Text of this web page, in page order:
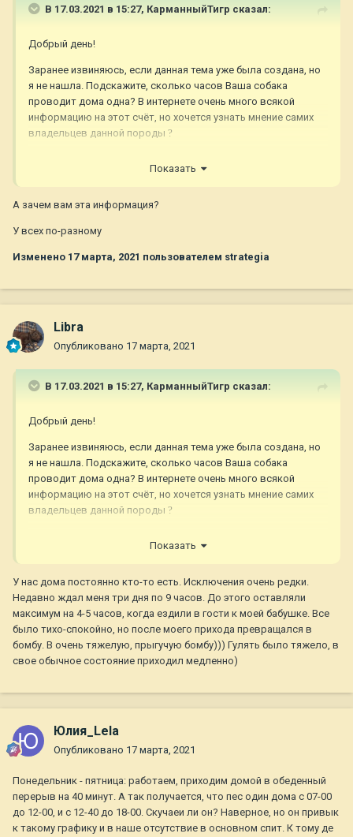
В 17.03.2021 в 15:27, КарманныйТигр сказал:
Добрый день!
Заранее извиняюсь, если данная тема уже была создана, но
я не нашла. Подскажите, сколько часов Ваша собака
проводит дома одна? В интернете очень много всякой
информацию на этот счёт, но хочется узнать мнение самих
владельцев данной породы ?
Показать
А зачем вам эта информация?
У всех по-разному
Изменено 17 марта, 2021 пользователем strategia
Libra
Опубликовано 17 марта, 2021
В 17.03.2021 в 15:27, КарманныйТигр сказал:
Добрый день!
Заранее извиняюсь, если данная тема уже была создана, но
я не нашла. Подскажите, сколько часов Ваша собака
проводит дома одна? В интернете очень много всякой
информацию на этот счёт, но хочется узнать мнение самих
владельцев данной породы ?
Показать
У нас дома постоянно кто-то есть. Исключения очень редки.
Недавно ждал меня три дня по 9 часов. До этого оставляли
максимум на 4-5 часов, когда ездили в гости к моей бабушке. Все
было тихо-спокойно, но после моего прихода превращался в
бомбу. В очень тяжелую, прыгучую бомбу))) Гулять было тяжело, в
свое обычное состояние приходил медленно)
Юлия_Lela
Опубликовано 17 марта, 2021
Понедельник - пятница: работаем, приходим домой в обеденный
перерыв на 40 минут. А так получается, что пес один дома с 07-00
до 12-00, и с 12-40 до 18-00. Скучаеи ли он? Наверное, но он привык
к такому графику и в наше отсутствие в основном спит. К тому де